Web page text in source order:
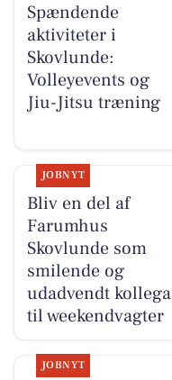
Spændende
aktiviteter i
Skovlunde:
Volleyevents og
Jiu-Jitsu træning
JOBNYT
Bliv en del af
Farumhus
Skovlunde som
smilende og
udadvendt kollega
til weekendvagter
JOBNYT